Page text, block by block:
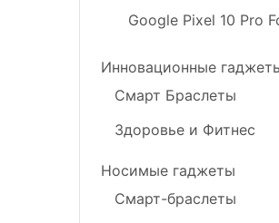
Google Pixel 10 Pro
Инновационные
Смарт Браслеты
Здоровье и Фитнес
Носимые гаджеты
Смарт-браслеты